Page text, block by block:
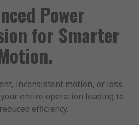
Power
for Smarter
inconsistent motion, or loss
entire operation leading to
efficiency.